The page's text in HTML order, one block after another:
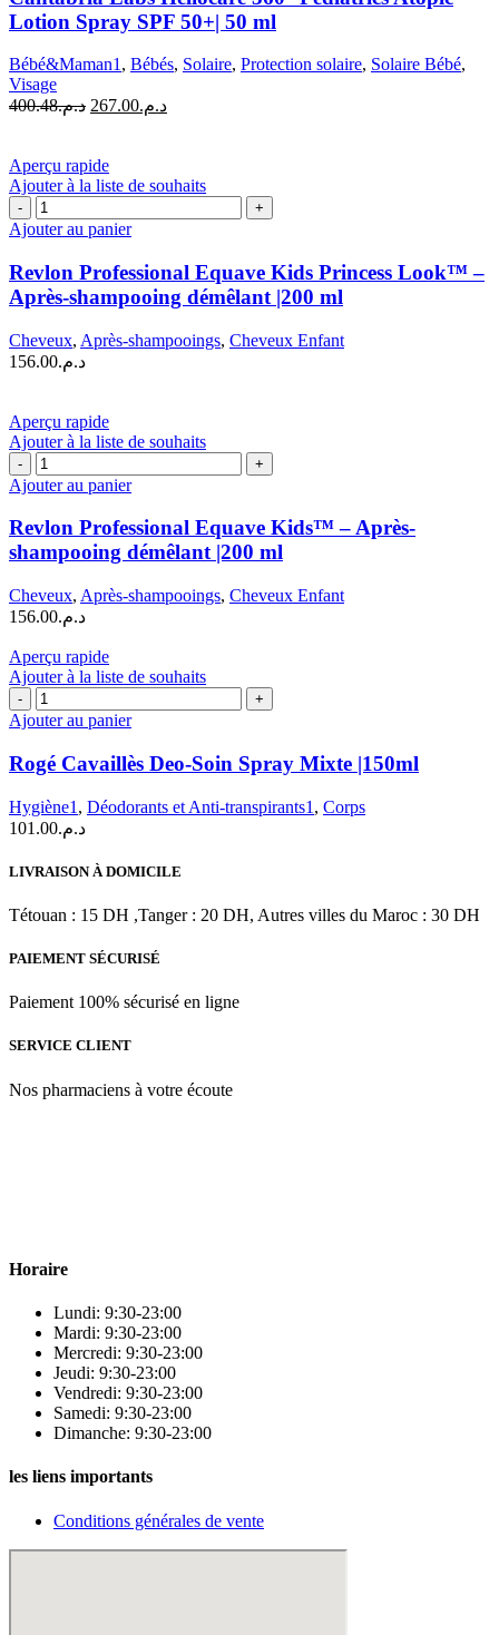
Lotion Spray SPF 50+| 50 ml
Bébé&Maman1 , Bébés, Solaire, Protection solaire, Solaire Bébé,
Visage
د.م.400.48
Le
était :
د.م.400.48.
د.م.267.00
Le
Aperçu rapide
Ajouter à la liste de souhaits
quantité
de
Professional
Equave
Kids
Look™
–
démêlant
|200
ml
Ajouter au panier
Revlon Professional Equave Kids Princess Look™ –
Après-shampooing démêlant |200 ml
Cheveux, Après-shampooings, Cheveux Enfant
د.م.156.00
Aperçu rapide
Ajouter à la liste de souhaits
quantité
de
Professional
Equave
Kids™
Après-
shampooing
|200
ml
Ajouter au panier
Revlon Professional Equave Kids™ – Après-
shampooing démêlant |200 ml
Cheveux, Après-shampooings, Cheveux Enfant
د.م.156.00
Aperçu rapide
Ajouter à la liste de souhaits
quantité
de
Cavaillès
Deo-
Soin
Spray
Mixte
Ajouter au panier
Rogé Cavaillès Deo-Soin Spray Mixte |150ml
Hygiène1 , Déodorants et Anti-transpirants1 , Corps
د.م.101.00
LIVRAISON À DOMICILE
Tétouan : 15 DH ,Tanger : 20 DH, Autres villes du Maroc : 30 DH
PAIEMENT SÉCURISÉ
Paiement 100% sécurisé en ligne
SERVICE CLIENT
Nos pharmaciens à votre écoute
Horaire
Lundi: 9:30-23:00
Mardi: 9:30-23:00
Mercredi: 9:30-23:00
Jeudi: 9:30-23:00
Vendredi: 9:30-23:00
Samedi: 9:30-23:00
Dimanche: 9:30-23:00
les liens importants
Conditions générales de vente